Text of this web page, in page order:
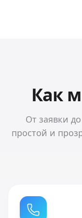
Как
От заявки
простой и